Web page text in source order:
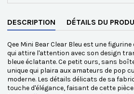
DESCRIPTION DÉTAILS DU
Qee Mini Bear Clear Bleu est une
qui attire l'attention avec son design
bleue éclatante. Ce petit ours, sans
unique qui plaira aux amateurs de pop
moderne. Les détails délicats de sa
touche d'élégance, faisant de cette